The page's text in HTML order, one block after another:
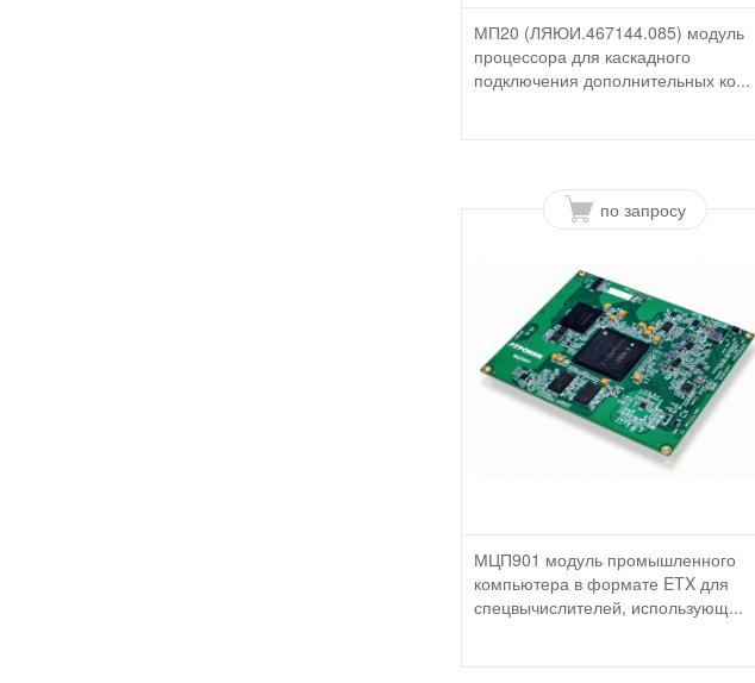
МП20 (ЛЯЮИ.467144.085) модуль
процессора для каскадного
подключения дополнительных ко...
по запросу
МЦП901 модуль промышленного
компьютера в формате ETX для
спецвычислителей, использующ...